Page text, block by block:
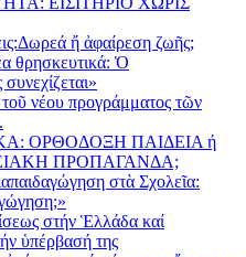
Δωρεά ἤ ἀφαίρεση ζωῆς;
θρησκευτικά: Ὁ
νέου προγράμματος τῶν
ΟΡΘΟΔΟΞΗ ΠΑΙΔΕΙΑ ή
ΠΡΟΠΑΓΑΝΔΑ;
στὰ Σχολεῖα:
στήν Ἑλλάδα καί
ὑπέρβασή της